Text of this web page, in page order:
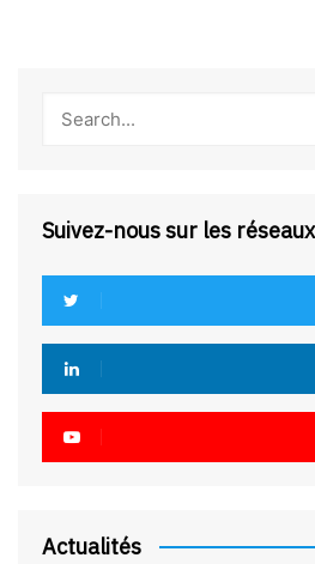
Suivez-nous sur les réseaux
Actualités